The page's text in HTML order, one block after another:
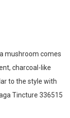
mushroom comes
charcoal-like
to the style with
Tincture 336515